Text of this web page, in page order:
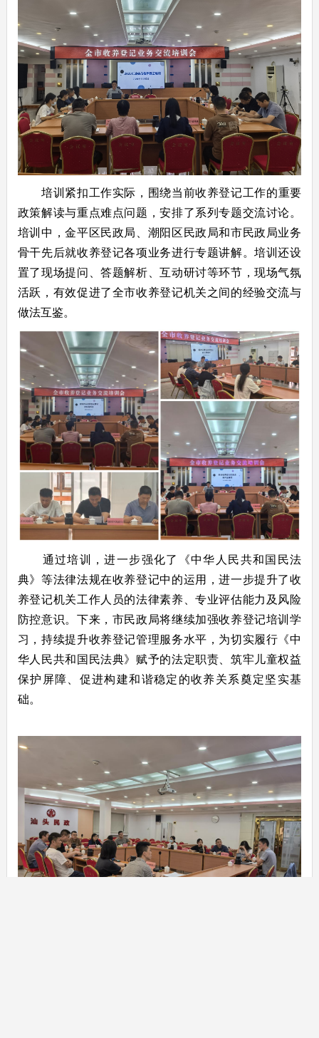
培训紧扣工作实际，围绕当前收养登记工作的重要
政策解读与重点难点问题，安排了系列专题交流讨论。
培训中，金平区民政局、潮阳区民政局和市民政局业务
骨干先后就收养登记各项业务进行专题讲解。培训还设
置了现场提问、答题解析、互动研讨等环节，现场气氛
活跃，有效促进了全市收养登记机关之间的经验交流与
做法互鉴。
通过培训，进一步强化了《中华人民共和国民法
典》等法律法规在收养登记中的运用，进一步提升了收
养登记机关工作人员的法律素养、专业评估能力及风险
防控意识。下来，市民政局将继续加强收养登记培训学
习，持续提升收养登记管理服务水平，为切实履行《中
华人民共和国民法典》赋予的法定职责、筑牢儿童权益
保护屏障、促进构建和谐稳定的收养关系奠定坚实基
础。